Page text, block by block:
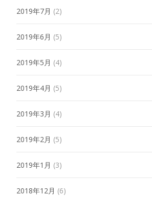
2019年7月 (2)
2019年6月 (5)
2019年5月 (4)
2019年4月 (5)
2019年3月 (4)
2019年2月 (5)
2019年1月 (3)
2018年12月 (6)